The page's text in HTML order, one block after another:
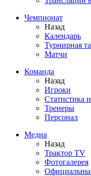
Чемпионат
Назад
Календарь
Турнирная
Матчи
Команда
Назад
Игроки
Статистика
Тренеры
Персонал
Медиа
Назад
Трактор TV
Фотогалерея